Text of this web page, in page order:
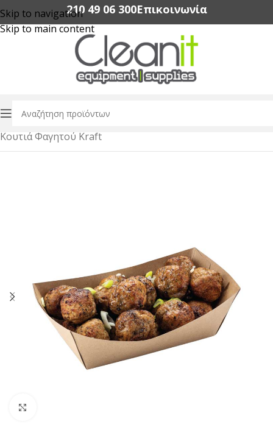
Skip to navigation
Skip to main content
210 49 06 300‬Επικοινωνία
Αρχική σελίδα/Συσκευασία Τροφίμων
Κουτιά Φαγητού Kraft